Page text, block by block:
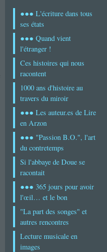
●●● L'écriture dans tous
ses états
●●● Quand vient
l'étranger !
Ces histoires qui nous
racontent
1000 ans d'histoire au
travers du miroir
●●● Les auteur.es de Lire
en Arzon
●●● "Passion B.O.", l'art
du contretemps
Si l'abbaye de Doue se
racontait
●●● 365 jours pour avoir
l'œil… et le bon
"La part des songes" et
autres rencontres
Lecture musicale en
images